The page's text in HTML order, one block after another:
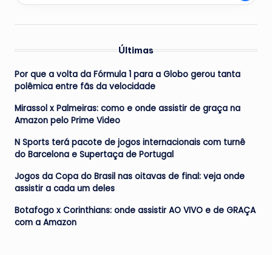
Últimas
Por que a volta da Fórmula 1 para a Globo gerou tanta
polêmica entre fãs da velocidade
Mirassol x Palmeiras: como e onde assistir de graça na
Amazon pelo Prime Video
N Sports terá pacote de jogos internacionais com turnê
do Barcelona e Supertaça de Portugal
Jogos da Copa do Brasil nas oitavas de final: veja onde
assistir a cada um deles
Botafogo x Corinthians: onde assistir AO VIVO e de GRAÇA
com a Amazon